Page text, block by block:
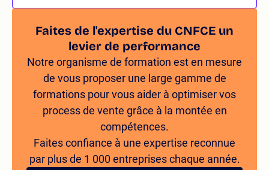
Faites de l'expertise du CNFCE un
levier de performance
Notre organisme de formation est en mesure
de vous proposer une large gamme de
formations pour vous aider à optimiser vos
process de vente grâce à la montée en
compétences.
Faites confiance à une expertise reconnue
par plus de 1 000 entreprises chaque année.